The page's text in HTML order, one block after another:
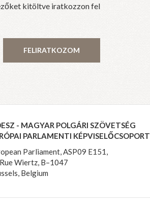
kitöltve iratkozzon fel
FELIRATKOZOM
- MAGYAR POLGÁRI SZÖVETSÉG
PARLAMENTI KÉPVISELŐCSOPORT
Parliament, ASP09 E151,
Wiertz, B–1047
Belgium